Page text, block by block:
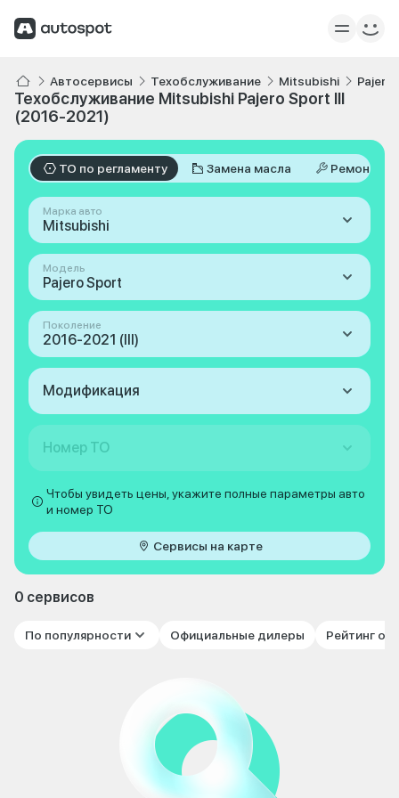
Автосервисы Техобслуживание Mitsubishi Pajero
Техобслуживание Mitsubishi Pajero Sport III
(2016-2021)
ТО по регламенту Замена масла Ремонт
Марка авто
Mitsubishi
Модель
Pajero Sport
Поколение
2016-2021 (III)
Модификация
Номер ТО
Чтобы увидеть цены, укажите полные параметры авто
и номер ТО
Сервисы на карте
0 сервисов
По популярности Официальные дилеры Рейтинг